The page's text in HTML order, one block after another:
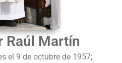
Raúl Martín
el 9 de octubre de 1957;